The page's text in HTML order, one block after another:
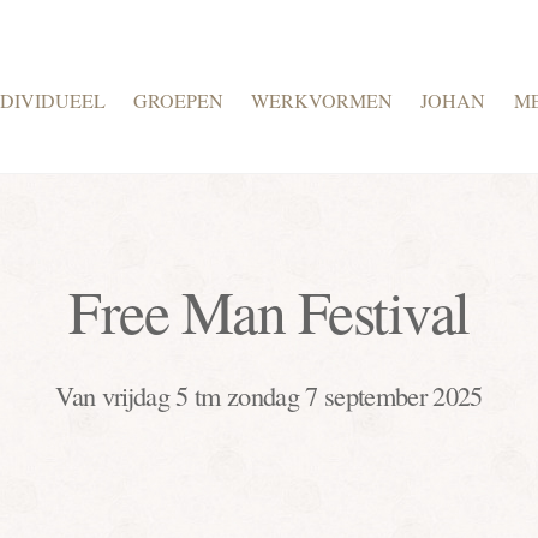
GROEPEN WERKVORMEN JOHAN
Free Man Festival
Van vrijdag 5 tm zondag 7 september 2025